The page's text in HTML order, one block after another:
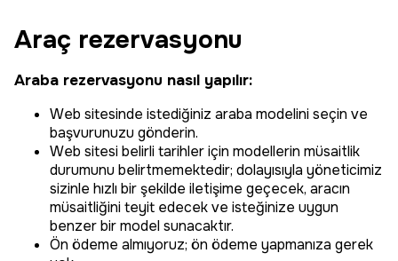
Araç rezervasyonu
Araba rezervasyonu nasıl yapılır:
Web sitesinde istediğiniz araba modelini seçin ve
başvurunuzu gönderin.
Web sitesi belirli tarihler için modellerin müsaitlik
durumunu belirtmemektedir; dolayısıyla yöneticimiz
sizinle hızlı bir şekilde iletişime geçecek, aracın
müsaitliğini teyit edecek ve isteğinize uygun
benzer bir model sunacaktır.
Ön ödeme almıyoruz; ön ödeme yapmanıza gerek